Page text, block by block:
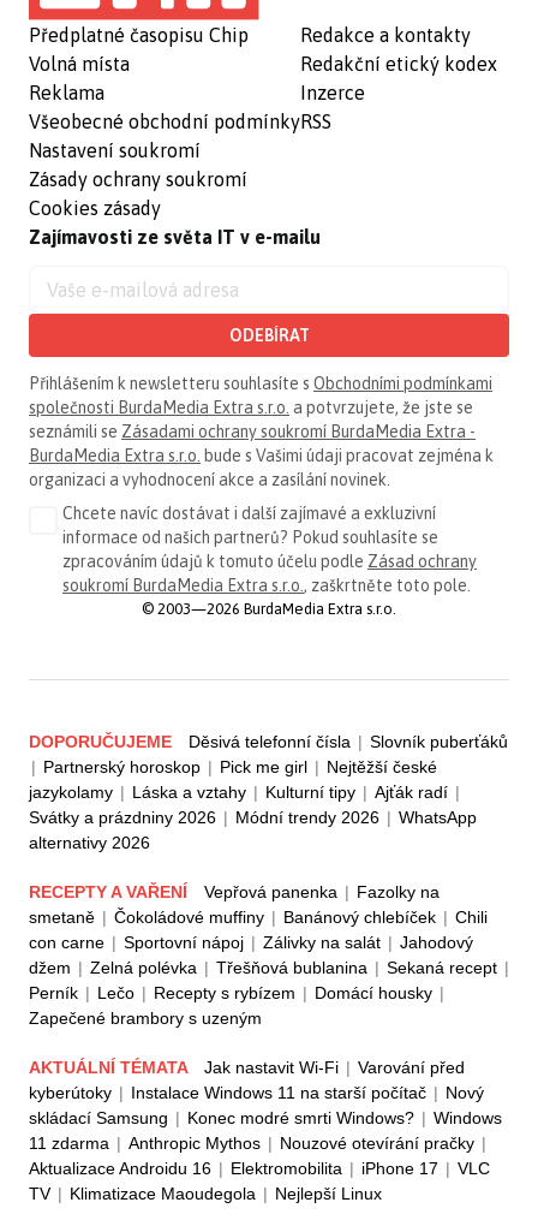
Předplatné časopisu Chip
Volná místa
Reklama
Všeobecné obchodní podmínky
Nastavení soukromí
Zásady ochrany soukromí
Cookies zásady
Redakce a kontakty
Redakční etický kodex
Inzerce
RSS
Zajímavosti ze světa IT v e-mailu
ODEBÍRAT
Přihlášením k newsletteru souhlasíte s Obchodními podmínkami
společnosti BurdaMedia Extra s.r.o. a potvrzujete, že jste se
seznámili se Zásadami ochrany soukromí BurdaMedia Extra -
BurdaMedia Extra s.r.o. bude s Vašimi údaji pracovat zejména k
organizaci a vyhodnocení akce a zasílání novinek.
Chcete navíc dostávat i další zajímavé a exkluzivní
informace od našich partnerů? Pokud souhlasíte se
zpracováním údajů k tomuto účelu podle Zásad ochrany
soukromí BurdaMedia Extra s.r.o. , zaškrtněte toto pole.
© 2003—2026 BurdaMedia Extra s.r.o.
DOPORUČUJEME Děsivá telefonní čísla | Slovník puberťáků
| Partnerský horoskop | Pick me girl | Nejtěžší české
jazykolamy | Láska a vztahy | Kulturní tipy | Ajťák radí |
Svátky a prázdniny 2026 | Módní trendy 2026 | WhatsApp
alternativy 2026
RECEPTY A VAŘENÍ Vepřová panenka | Fazolky na
smetaně | Čokoládové muffiny | Banánový chlebíček | Chili
con carne | Sportovní nápoj | Zálivky na salát | Jahodový
džem | Zelná polévka | Třešňová bublanina | Sekaná recept |
Perník | Lečo | Recepty s rybízem | Domácí housky |
Zapečené brambory s uzeným
AKTUÁLNÍ TÉMATA Jak nastavit Wi-Fi | Varování před
kyberútoky | Instalace Windows 11 na starší počítač | Nový
skládací Samsung | Konec modré smrti Windows? | Windows
11 zdarma | Anthropic Mythos | Nouzové otevírání pračky |
Aktualizace Androidu 16 | Elektromobilita | iPhone 17 | VLC
TV | Klimatizace Maoudegola | Nejlepší Linux